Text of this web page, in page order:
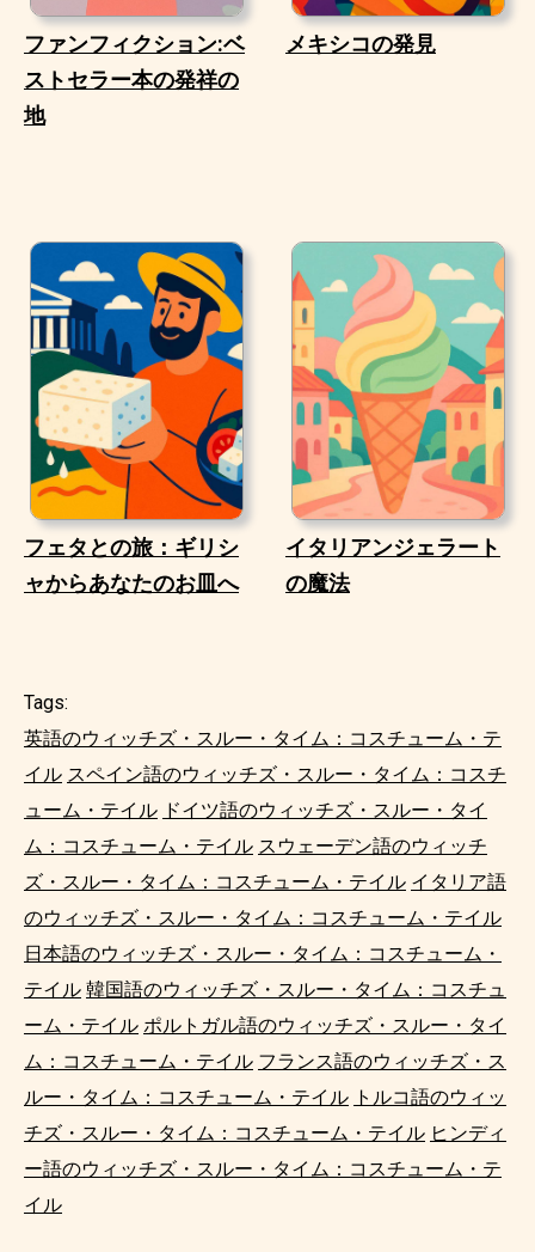
ファンフィクション:ベ
ストセラー本の発祥の
地
メキシコの発見
フェタとの旅：ギリシ
ャからあなたのお皿へ
イタリアンジェラート
の魔法
Tags:
英語のウィッチズ・スルー・タイム：コスチューム・テ
イル スペイン語のウィッチズ・スルー・タイム：コスチ
ューム・テイル ドイツ語のウィッチズ・スルー・タイ
ム：コスチューム・テイル スウェーデン語のウィッチ
ズ・スルー・タイム：コスチューム・テイル イタリア語
のウィッチズ・スルー・タイム：コスチューム・テイル
日本語のウィッチズ・スルー・タイム：コスチューム・
テイル 韓国語のウィッチズ・スルー・タイム：コスチュ
ーム・テイル ポルトガル語のウィッチズ・スルー・タイ
ム：コスチューム・テイル フランス語のウィッチズ・ス
ルー・タイム：コスチューム・テイル トルコ語のウィッ
チズ・スルー・タイム：コスチューム・テイル ヒンディ
ー語のウィッチズ・スルー・タイム：コスチューム・テ
イル